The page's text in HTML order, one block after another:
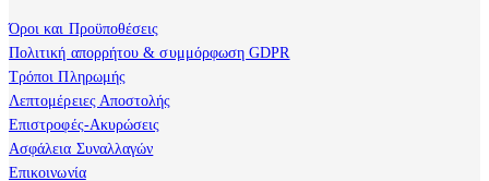
Όροι και Προϋποθέσεις
Πολιτική απορρήτου & συμμόρφωση GDPR
Τρόποι Πληρωμής
Λεπτομέρειες Αποστολής
Επιστροφές-Ακυρώσεις
Ασφάλεια Συναλλαγών
Επικοινωνία